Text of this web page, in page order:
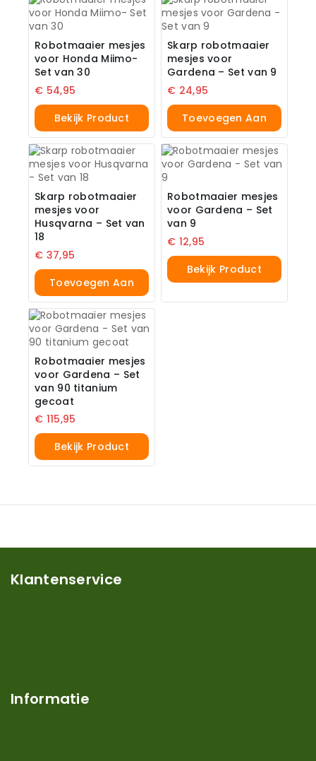
Robotmaaier mesjes
voor Honda Miimo-
Set van 30
€ 54,95
Bekijk Product
Skarp robotmaaier
mesjes voor
Gardena – Set van 9
€ 24,95
Toevoegen Aan
Winkelwagen
Skarp robotmaaier
mesjes voor
Husqvarna – Set van
18
€ 37,95
Toevoegen Aan
Winkelwagen
Robotmaaier mesjes
voor Gardena – Set
van 9
€ 12,95
Bekijk Product
Robotmaaier mesjes
voor Gardena – Set
van 90 titanium
gecoat
€ 115,95
Bekijk Product
Klantenservice
Informatie